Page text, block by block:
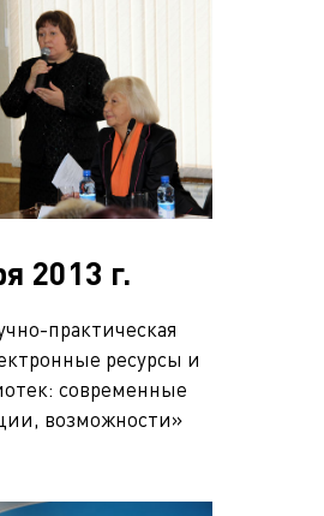
2013 г.
практическая
ресурсы и
современные
возможности»